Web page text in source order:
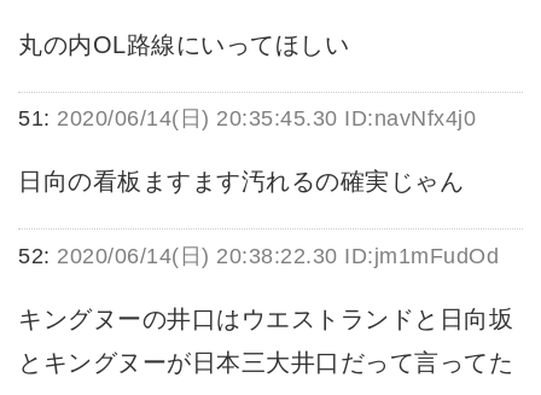
丸の内OL路線にいってほしい
51: 2020/06/14(日) 20:35:45.30 ID:navNfx4j0
日向の看板ますます汚れるの確実じゃん
52: 2020/06/14(日) 20:38:22.30 ID:jm1mFudOd
キングヌーの井口はウエストランドと日向坂
とキングヌーが日本三大井口だって言ってた